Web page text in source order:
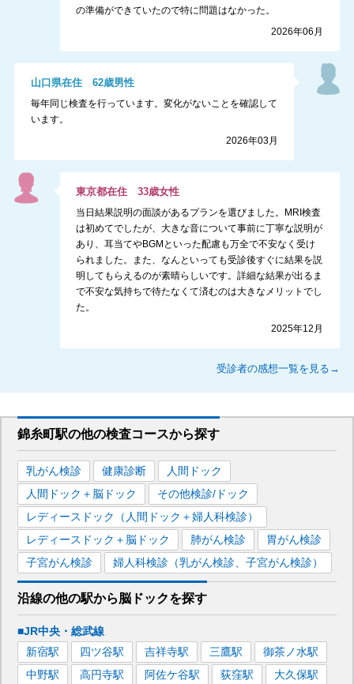
の準備ができていたので特に問題はなかった。
2026年06月
山口県在住 62歳男性
毎年同じ検査を行っています。変化がないことを確認して
います。
2026年03月
東京都在住33歳女性
当日結果説明の面談があるプランを選びました。MRI検査
は初めてでしたが、大きな音について事前に丁寧な説明が
あり、耳当てやBGMといった配慮も万全で不安なく受け
られました。また、なんといっても受診後すぐに結果を説
明してもらえるのが素晴らしいです。詳細な結果が出るま
で不安な気持ちで待たなくて済むのは大きなメリットでし
た。
2025年12月
受診者の感想一覧を見る→
錦糸町駅の他の検査コースから探す
乳がん検診 健康診断
人間ドック
人間ドック＋脳ドック
その他検診/ドック
レディースドック（人間ドック＋婦人科検診）
レディースドック＋脳ドック
肺がん検診
胃がん検診
子宮がん検診
婦人科検診（乳がん検診、子宮がん検診）
沿線の他の駅から脳ドックを探す
■JR中央・総武線
新宿駅 四ツ谷駅 吉祥寺駅 三鷹駅 御茶ノ水駅
中野駅 高円寺駅 阿佐ケ谷駅 荻窪駅 大久保駅